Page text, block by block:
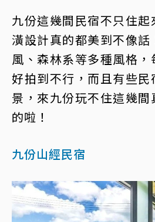
九份這幾間民宿不只住
潢設計真的都美到不像
風、森林系等多種風格
好拍到不行，而且有些
景，來九份玩不住這幾
的啦！
九份山經民宿